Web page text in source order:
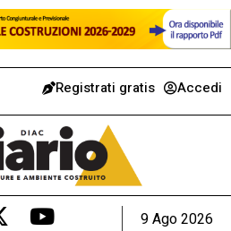
Registrati gratis Accedi
9 Ago 2026